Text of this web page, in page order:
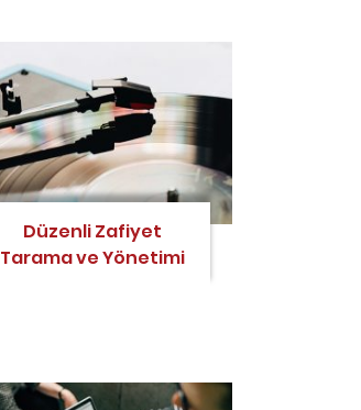
Düzenli Zafiyet
Tarama ve Yönetimi